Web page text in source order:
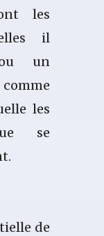
les
il
un
les
se
de